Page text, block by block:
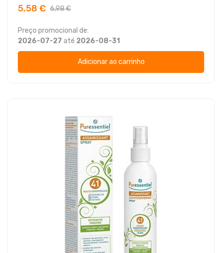
5,58 € 6,98 €
Preço promocional de:
2026-07-27 até 2026-08-31
Adicionar ao carrinho